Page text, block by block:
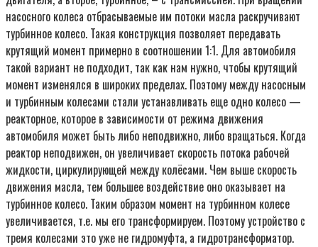
насосного колеса отбрасываемые им потоки масла раскручивают
турбинное колесо. Такая конструкция позволяет передавать
крутящий момент примерно в соотношении 1:1. Для автомобиля
такой вариант не подходит, так как нам нужно, чтобы крутящий
момент изменялся в широких пределах. Поэтому между насосным
и турбинным колесами стали устанавливать еще одно колесо —
реакторное, которое в зависимости от режима движения
автомобиля может быть либо неподвижно, либо вращаться. Когда
реактор неподвижен, он увеличивает скорость потока рабочей
жидкости, циркулирующей между колёсами. Чем выше скорость
движения масла, тем большее воздействие оно оказывает на
турбинное колесо. Таким образом момент на турбинном колесе
увеличивается, т.е. мы его трансформируем. Поэтому устройство с
тремя колесами это уже не гидромуфта, а гидротрансформатор.